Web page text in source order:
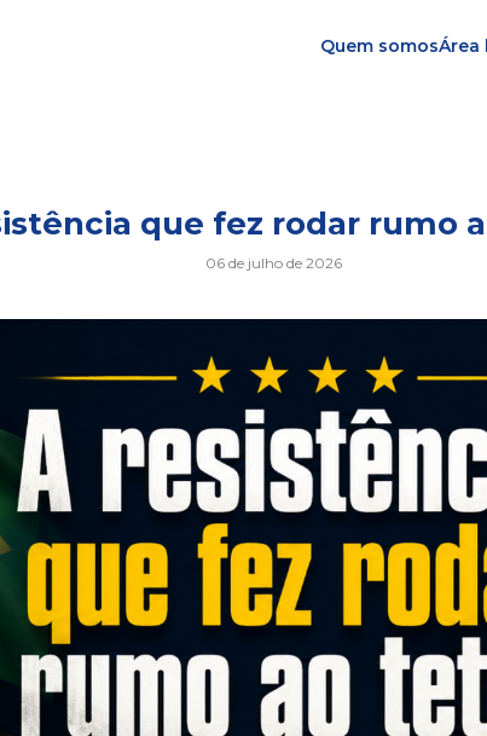
Quem somosÁrea
que fez rodar rumo
06 de julho de 2026